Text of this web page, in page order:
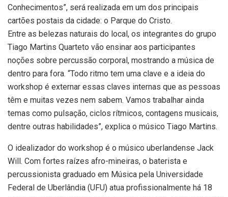
Conhecimentos”, será realizada em um dos principais
cartões postais da cidade: o Parque do Cristo.
Entre as belezas naturais do local, os integrantes do grupo
Tiago Martins Quarteto vão ensinar aos participantes
noções sobre percussão corporal, mostrando a música de
dentro para fora. “Todo ritmo tem uma clave e a ideia do
workshop é externar essas claves internas que as pessoas
têm e muitas vezes nem sabem. Vamos trabalhar ainda
temas como pulsação, ciclos rítmicos, contagens musicais,
dentre outras habilidades”, explica o músico Tiago Martins.
O idealizador do workshop é o músico uberlandense Jack
Will. Com fortes raízes afro-mineiras, o baterista e
percussionista graduado em Música pela Universidade
Federal de Uberlândia (UFU) atua profissionalmente há 18